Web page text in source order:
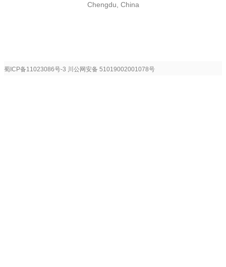
Chengdu, China
蜀ICP备11023086号-3 川公网安备 51019002001078号